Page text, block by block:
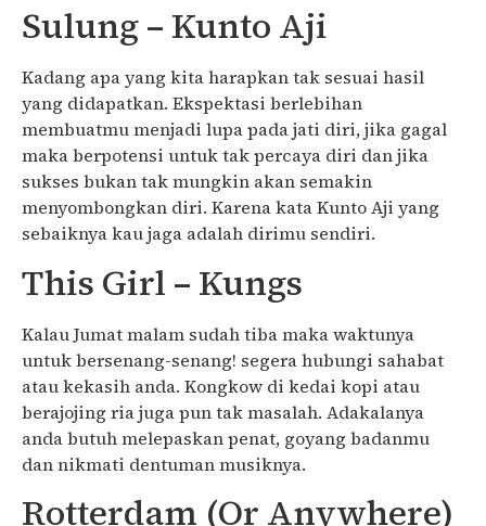
Sulung – Kunto Aji
Kadang apa yang kita harapkan tak sesuai hasil
yang didapatkan. Ekspektasi berlebihan
membuatmu menjadi lupa pada jati diri, jika gagal
maka berpotensi untuk tak percaya diri dan jika
sukses bukan tak mungkin akan semakin
menyombongkan diri. Karena kata Kunto Aji yang
sebaiknya kau jaga adalah dirimu sendiri.
This Girl – Kungs
Kalau Jumat malam sudah tiba maka waktunya
untuk bersenang-senang! segera hubungi sahabat
atau kekasih anda. Kongkow di kedai kopi atau
berajojing ria juga pun tak masalah. Adakalanya
anda butuh melepaskan penat, goyang badanmu
dan nikmati dentuman musiknya.
Rotterdam (Or Anywhere)